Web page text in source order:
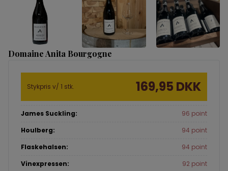
Domaine Anita Bourgogne
Stykpris v/ 1 stk. 169,95 DKK
James Suckling:
96 point
Houlberg:
94 point
Flaskehalsen:
94 point
Vinexpressen:
92 point